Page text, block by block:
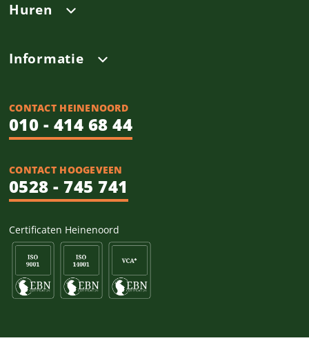
Huren
Informatie
CONTACT HEINENOORD
010 - 414 68 44
CONTACT HOOGEVEEN
0528 - 745 741
Certificaten Heinenoord